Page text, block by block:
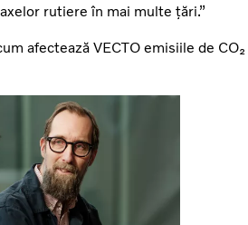
rutiere în mai multe țări.”
afectează VECTO emisiile de CO₂